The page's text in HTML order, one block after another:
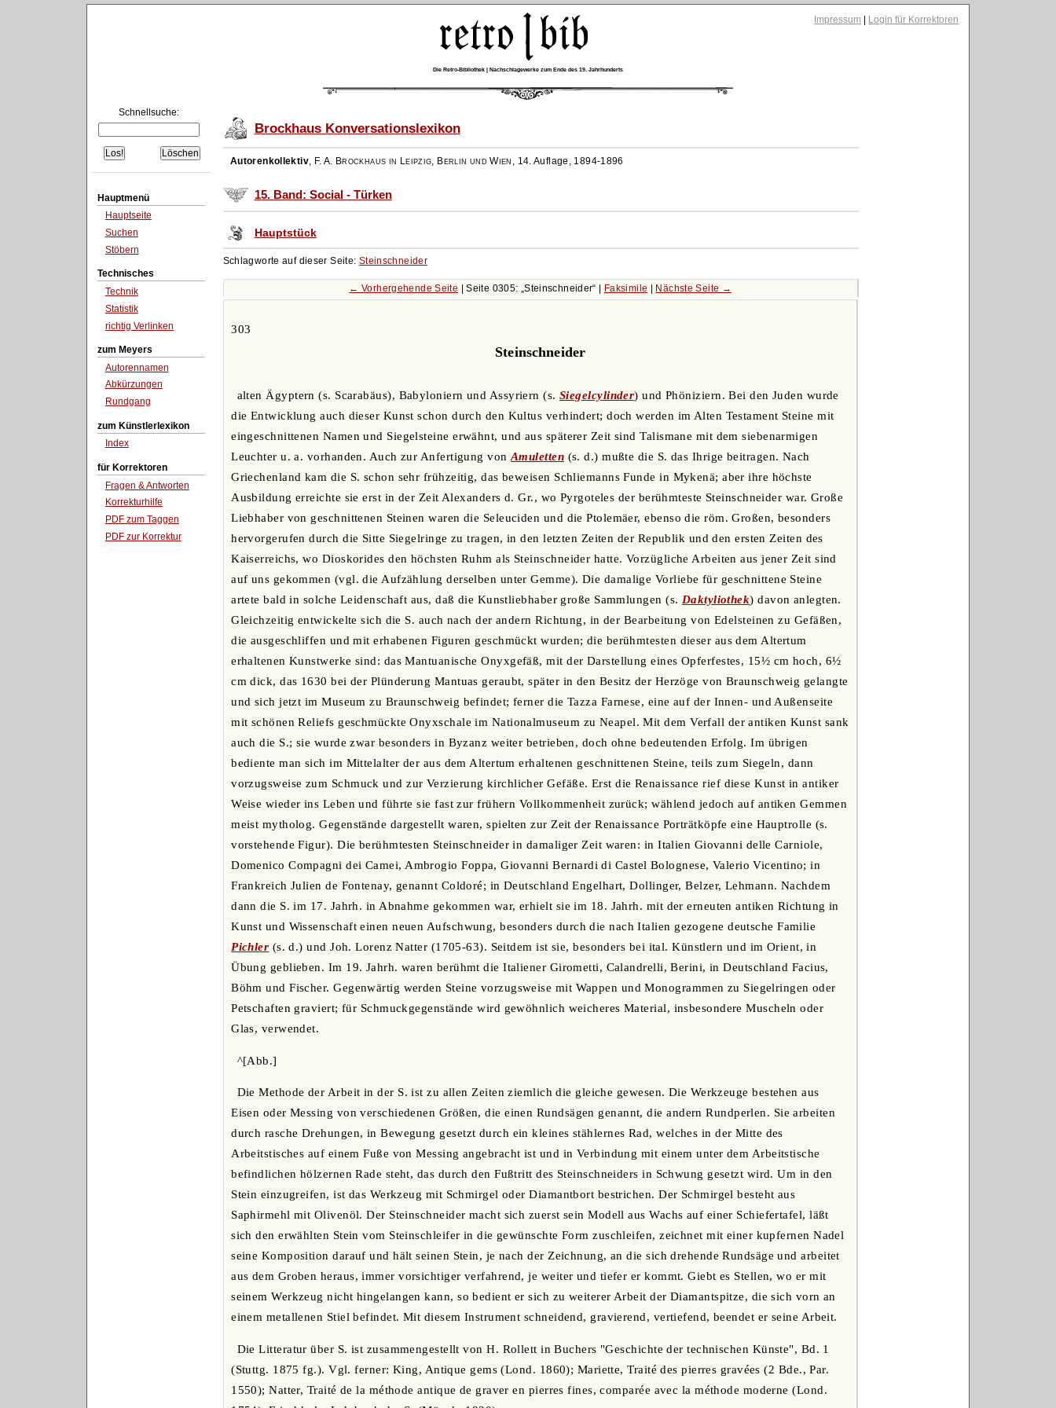
Impressum Login für Korrektoren
Die Retro-Bibliothek | Nachschlagewerke zum Ende des 19. Jahrhunderts
Schnellsuche:
Hauptmenü
Hauptseite
Suchen
Stöbern
Technisches
Technik
Statistik
richtig Verlinken
zum Meyers
Autorennamen
Abkürzungen
Rundgang
zum Künstlerlexikon
Index
für Korrektoren
Fragen & Antworten
Korrekturhilfe
PDF zum Taggen
PDF zur Korrektur
Brockhaus Konversationslexikon
Autorenkollektiv, F. A. Brockhaus in Leipzig, Berlin und Wien , 14. Auflage, 1894-1896
15. Band: Social - Türken
Hauptstück
Schlagworte auf dieser Seite: Steinschneider
← Vorhergehende Seite | Seite 0305: Steinschneider Faksimile Nächste Seite →
303
Steinschneider
alten Ägyptern (s. Scarabäus), Babyloniern und Assyriern (s.Siegelcylinder) und Phöniziern. Bei den Juden wurde
die Entwicklung auch dieser Kunst schon durch den Kultus verhindert; doch werden im Alten Testament Steine mit
eingeschnittenen Namen und Siegelsteine erwähnt, und aus späterer Zeit sind Talismane mit dem siebenarmigen
Leuchter u. a. vorhanden. Auch zur Anfertigung vonAmuletten (s. d.) mußte die S. das Ihrige beitragen. Nach
Griechenland kam die S. schon sehr frühzeitig, das beweisen Schliemanns Funde in Mykenä; aber ihre höchste
Ausbildung erreichte sie erst in der Zeit Alexanders d. Gr., wo Pyrgoteles der berühmteste Steinschneider war. Große
Liebhaber von geschnittenen Steinen waren die Seleuciden und die Ptolemäer, ebenso die röm. Großen, besonders
hervorgerufen durch die Sitte Siegelringe zu tragen, in den letzten Zeiten der Republik und den ersten Zeiten des
Kaiserreichs, wo Dioskorides den höchsten Ruhm als Steinschneider hatte. Vorzügliche Arbeiten aus jener Zeit sind
auf uns gekommen (vgl. die Aufzählung derselben unter Gemme). Die damalige Vorliebe für geschnittene Steine
artete bald in solche Leidenschaft aus, daß die Kunstliebhaber große Sammlungen (s. Daktyliothek) davon anlegten.
Gleichzeitig entwickelte sich die S. auch nach der andern Richtung, in der Bearbeitung von Edelsteinen zu Gefäßen,
die ausgeschliffen und mit erhabenen Figuren geschmückt wurden; die berühmtesten dieser aus dem Altertum
erhaltenen Kunstwerke sind: das Mantuanische Onyxgefäß, mit der Darstellung eines Opferfestes, 15½ cm hoch, 6½
cm dick, das 1630 bei der Plünderung Mantuas geraubt, später in den Besitz der Herzöge von Braunschweig gelangte
und sich jetzt im Museum zu Braunschweig befindet; ferner die Tazza Farnese, eine auf der Innen- und Außenseite
mit schönen Reliefs geschmückte Onyxschale im Nationalmuseum zu Neapel. Mit dem Verfall der antiken Kunst sank
auch die S.; sie wurde zwar besonders in Byzanz weiter betrieben, doch ohne bedeutenden Erfolg. Im übrigen
bediente man sich im Mittelalter der aus dem Altertum erhaltenen geschnittenen Steine, teils zum Siegeln, dann
vorzugsweise zum Schmuck und zur Verzierung kirchlicher Gefäße. Erst die Renaissance rief diese Kunst in antiker
Weise wieder ins Leben und führte sie fast zur frühern Vollkommenheit zurück; wählend jedoch auf antiken Gemmen
meist mytholog. Gegenstände dargestellt waren, spielten zur Zeit der Renaissance Porträtköpfe eine Hauptrolle (s.
vorstehende Figur). Die berühmtesten Steinschneider in damaliger Zeit waren: in Italien Giovanni delle Carniole,
Domenico Compagni dei Camei, Ambrogio Foppa, Giovanni Bernardi di Castel Bolognese, Valerio Vicentino; in
Frankreich Julien de Fontenay, genannt Coldoré; in Deutschland Engelhart, Dollinger, Belzer, Lehmann. Nachdem
dann die S. im 17. Jahrh. in Abnahme gekommen war, erhielt sie im 18. Jahrh. mit der erneuten antiken Richtung in
Kunst und Wissenschaft einen neuen Aufschwung, besonders durch die nach Italien gezogene deutsche Familie
Pichler (s. d.) und Joh. Lorenz Natter (1705-63). Seitdem ist sie, besonders bei ital. Künstlern und im Orient, in
Übung geblieben. Im 19. Jahrh. waren berühmt die Italiener Girometti, Calandrelli, Berini, in Deutschland Facius,
Böhm und Fischer. Gegenwärtig werden Steine vorzugsweise mit Wappen und Monogrammen zu Siegelringen oder
Petschaften graviert; für Schmuckgegenstände wird gewöhnlich weicheres Material, insbesondere Muscheln oder
Glas, verwendet.
^[Abb.]
Die Methode der Arbeit in der S. ist zu allen Zeiten ziemlich die gleiche gewesen. Die Werkzeuge bestehen aus
Eisen oder Messing von verschiedenen Größen, die einen Rundsägen genannt, die andern Rundperlen. Sie arbeiten
durch rasche Drehungen, in Bewegung gesetzt durch ein kleines stählernes Rad, welches in der Mitte des
Arbeitstisches auf einem Fuße von Messing angebracht ist und in Verbindung mit einem unter dem Arbeitstische
befindlichen hölzernen Rade steht, das durch den Fußtritt des Steinschneiders in Schwung gesetzt wird. Um in den
Stein einzugreifen, ist das Werkzeug mit Schmirgel oder Diamantbort bestrichen. Der Schmirgel besteht aus
Saphirmehl mit Olivenöl. Der Steinschneider macht sich zuerst sein Modell aus Wachs auf einer Schiefertafel, läßt
sich den erwählten Stein vom Steinschleifer in die gewünschte Form zuschleifen, zeichnet mit einer kupfernen Nadel
seine Komposition darauf und hält seinen Stein, je nach der Zeichnung, an die sich drehende Rundsäge und arbeitet
aus dem Groben heraus, immer vorsichtiger verfahrend, je weiter und tiefer er kommt. Giebt es Stellen, wo er mit
seinem Werkzeug nicht hingelangen kann, so bedient er sich zu weiterer Arbeit der Diamantspitze, die sich vorn an
einem metallenen Stiel befindet. Mit diesem Instrument schneidend, gravierend, vertiefend, beendet er seine Arbeit.
Die Litteratur über S. ist zusammengestellt von H. Rollett in Buchers "Geschichte der technischen Künste", Bd. 1
(Stuttg. 1875 fg.). Vgl. ferner: King, Antique gems (Lond. 1860); Mariette, Traité des pierres gravées (2 Bde., Par.
1550); Natter, Traité de la méthode antique de graver en pierres fines, comparée avec la méthode moderne (Lond.